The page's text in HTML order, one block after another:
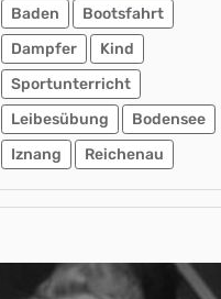
Baden
Bootsfahrt
Dampfer
Kind
Sportunterricht
Leibesübung
Bodensee
Iznang
Reichenau